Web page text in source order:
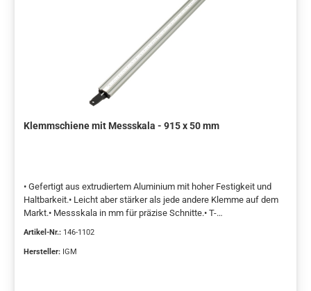
Klemmschiene mit Messskala - 915 x 50 mm
• Gefertigt aus extrudiertem Aluminium mit hoher Festigkeit und
Haltbarkeit.• Leicht aber stärker als jede andere Klemme auf dem
Markt.• Messskala in mm für präzise Schnitte.• T-
Klemmen.Zahlreiche Verwendungsmöglichkeiten. Kann als
Artikel-Nr.: 146-1102
Hersteller: IGM